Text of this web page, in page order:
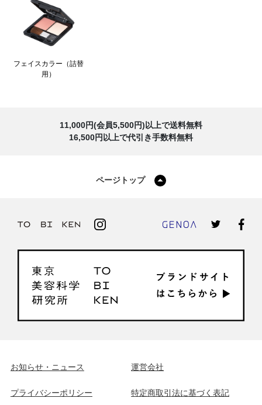
フェイスカラー（詰替
用）
11,000円(会員5,500円)以上で送料無料
16,500円以上で代引き手数料無料
ページトップ
お知らせ・ニュース 運営会社
プライバシーポリシー 特定商取引法に基づく表記